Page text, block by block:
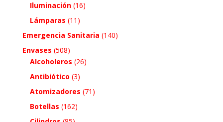
Iluminación (16)
Lámparas (11)
Emergencia Sanitaria (140)
Envases (508)
Alcoholeros (26)
Antibiótico (3)
Atomizadores (71)
Botellas (162)